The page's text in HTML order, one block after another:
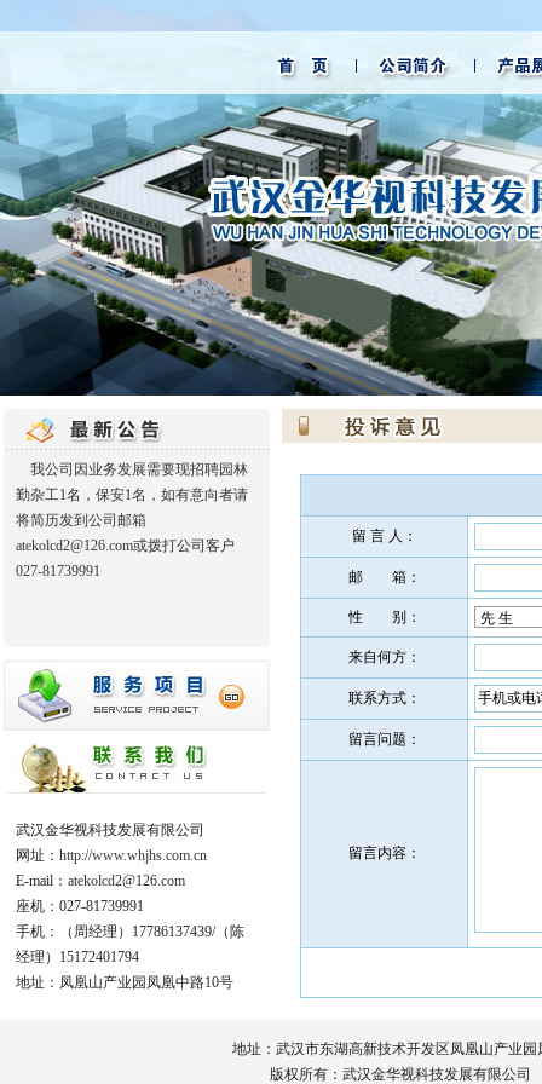
我公司因业务发展需要现招聘园林
勤杂工1名，保安1名，如有意向者请
将简历发到公司邮箱
atekolcd2@126.com或拨打公司客户
027-81739991
武汉金华视科技发展有限公司
网址： http://www.whjhs.com.cn
E-mail： atekolcd2@126.com
座机：027-81739991
手机：（周经理）17786137439/（陈
经理）15172401794
地址：凤凰山产业园凤凰中路10号
留 言 人：
邮 箱：
性 别：
来自何方：
联系方式：
留言问题：
留言内容：
地址：武汉市东湖高新技术开发区凤凰山产业
版权所有：武汉金华视科技发展